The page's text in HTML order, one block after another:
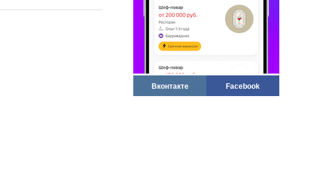
Вконтакте Facebook